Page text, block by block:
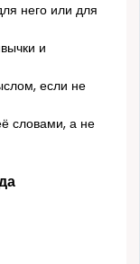
него или для
и
если не
словами, а не